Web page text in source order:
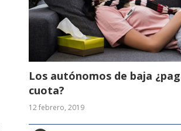
Los autónomos de baja
cuota?
12 febrero, 2019